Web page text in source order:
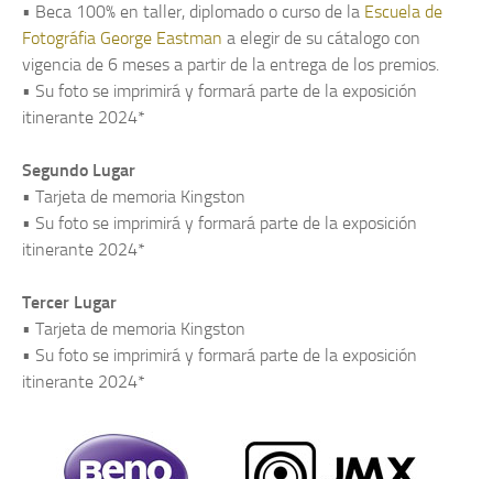
• Beca 100% en taller, diplomado o curso de la Escuela de
Fotográfia George Eastman a elegir de su cátalogo con
vigencia de 6 meses a partir de la entrega de los premios.
• Su foto se imprimirá y formará parte de la exposición
itinerante 2024*
Segundo Lugar
• Tarjeta de memoria Kingston
• Su foto se imprimirá y formará parte de la exposición
itinerante 2024*
Tercer Lugar
• Tarjeta de memoria Kingston
• Su foto se imprimirá y formará parte de la exposición
itinerante 2024*